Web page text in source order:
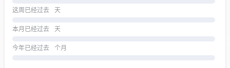
这周已经过去 天
本月已经过去 天
今年已经过去 个月